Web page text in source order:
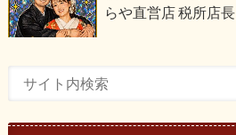
らや直営店 税所店長